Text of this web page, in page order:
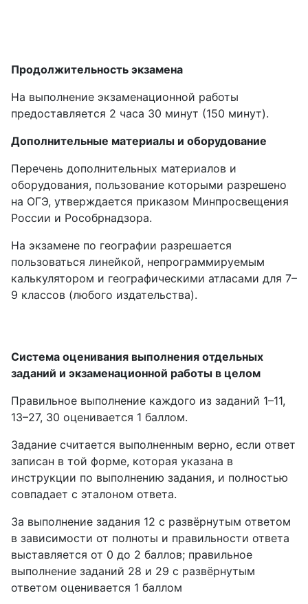
Продолжительность экзамена
На выполнение экзаменационной работы
предоставляется 2 часа 30 минут (150 минут).
Дополнительные материалы и оборудование
Перечень дополнительных материалов и
оборудования, пользование которыми разрешено
на ОГЭ, утверждается приказом Минпросвещения
России и Рособрнадзора.
На экзамене по географии разрешается
пользоваться линейкой, непрограммируемым
калькулятором и географическими атласами для 7–
9 классов (любого издательства).
Система оценивания выполнения отдельных
заданий и экзаменационной работы в целом
Правильное выполнение каждого из заданий 1–11,
13–27, 30 оценивается 1 баллом.
Задание считается выполненным верно, если ответ
записан в той форме, которая указана в
инструкции по выполнению задания, и полностью
совпадает с эталоном ответа.
За выполнение задания 12 с развёрнутым ответом
в зависимости от полноты и правильности ответа
выставляется от 0 до 2 баллов; правильное
выполнение заданий 28 и 29 с развёрнутым
ответом оценивается 1 баллом